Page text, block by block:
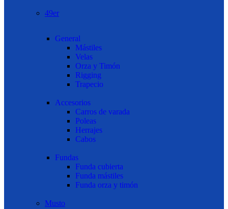
49er
General
Mástiles
Velas
Orza y Timón
Rigging
Trapecio
Accesorios
Carros de varada
Poleas
Herrajes
Cabos
Fundas
Funda cubierta
Funda mástiles
Funda orza y timón
Musto